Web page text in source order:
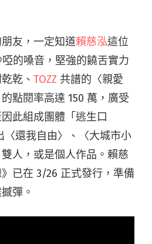
友，一定知道賴慈泓這位
的嗓音，堅強的饒舌實力
乾、 TOZZ 共譜的〈親愛
點閱率高達 150 萬，廣受
此組成團體「逃生口
〈還我自由〉、〈大城市小
人，或是個人作品。賴慈
已在 3/26 正式發行，準備
彈。